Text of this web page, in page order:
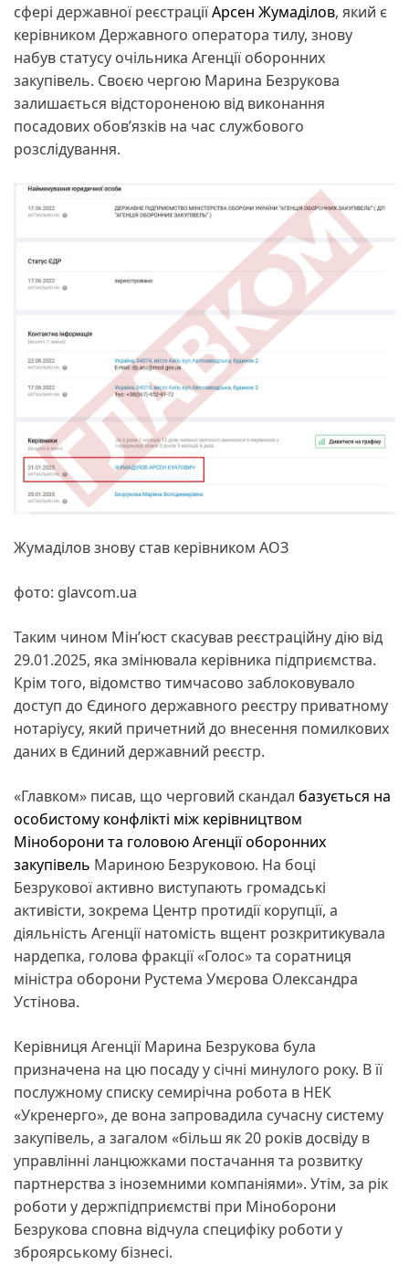
сфері державної реєстраціїАрсен Жумаділов, який є
керівником Державного оператора тилу, знову
набув статусу очільника Агенції оборонних
закупівель. Своєю чергою Марина Безрукова
залишається відстороненою від виконання
посадових обов’язків на час службового
розслідування.
Жумаділов знову став керівником АОЗ
фото: glavcom.ua
Таким чином Мін’юст скасував реєстраційну дію від
29.01.2025, яка змінювала керівника підприємства.
Крім того, відомство тимчасово заблоковувало
доступ до Єдиного державного реєстру приватному
нотаріусу, який причетний до внесення помилкових
даних в Єдиний державний реєстр.
«Главком» писав, що черговий скандал базується на
особистому конфлікті між керівництвом
Міноборони та головою Агенції оборонних
закупівель Мариною Безруковою. На боці
Безрукової активно виступають громадські
активісти, зокрема Центр протидії корупції, а
діяльність Агенції натомість вщент розкритикувала
нардепка, голова фракції «Голос» та соратниця
міністра оборони Рустема Умєрова Олександра
Устінова.
Керівниця Агенції Марина Безрукова була
призначена на цю посаду у січні минулого року. В її
послужному списку семирічна робота в НЕК
«Укренерго», де вона запровадила сучасну систему
закупівель, а загалом «більш як 20 років досвіду в
управлінні ланцюжками постачання та розвитку
партнерства з іноземними компаніями». Утім, за рік
роботи у держпідприємстві при Міноборони
Безрукова сповна відчула специфіку роботи у
зброярському бізнесі.